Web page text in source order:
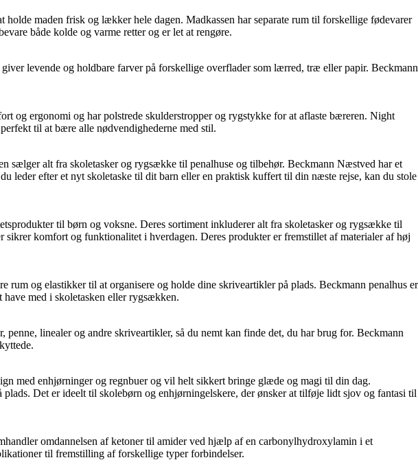
maden frisk og lækker hele dagen. Madkassen har separate rum til forskellige fødevarer
både kolde og varme retter og er let at rengøre.
levende og holdbare farver på forskellige overflader som lærred, træ eller papir. Beckmann
og ergonomi og har polstrede skulderstropper og rygstykke for at aflaste bæreren. Night
til at bære alle nødvendighederne med stil.
alt fra skoletasker og rygsække til penalhuse og tilbehør. Beckmann Næstved har et
leder efter et nyt skoletaske til dit barn eller en praktisk kuffert til din næste rejse, kan du stole
til børn og voksne. Deres sortiment inkluderer alt fra skoletasker og rygsække til
komfort og funktionalitet i hverdagen. Deres produkter er fremstillet af materialer af høj
og elastikker til at organisere og holde dine skriveartikler på plads. Beckmann penalhus er
med i skoletasken eller rygsækken.
linealer og andre skriveartikler, så du nemt kan finde det, du har brug for. Beckmann
med enhjørninger og regnbuer og vil helt sikkert bringe glæde og magi til din dag.
Det er ideelt til skolebørn og enhjørningelskere, der ønsker at tilføje lidt sjov og fantasi til
omdannelsen af ​​ketoner til amider ved hjælp af en carbonylhydroxylamin i et
til fremstilling af forskellige typer forbindelser.